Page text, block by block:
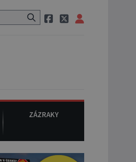
psovitá šelma, údajně bájná
ZÁZRAKY